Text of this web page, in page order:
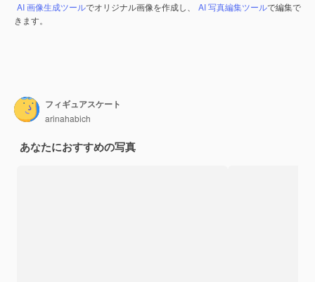
AI 画像生成ツールでオリジナル画像を作成し、 AI 写真編集ツールで編集で
きます。
フィギュアスケート
arinahabich
あなたにおすすめの写真